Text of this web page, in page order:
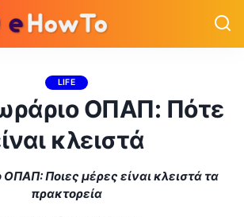
LIFE
ΟΠΑΠ: Πότε
κλειστά
Ποιες μέρες είναι κλειστά τα
πρακτορεία